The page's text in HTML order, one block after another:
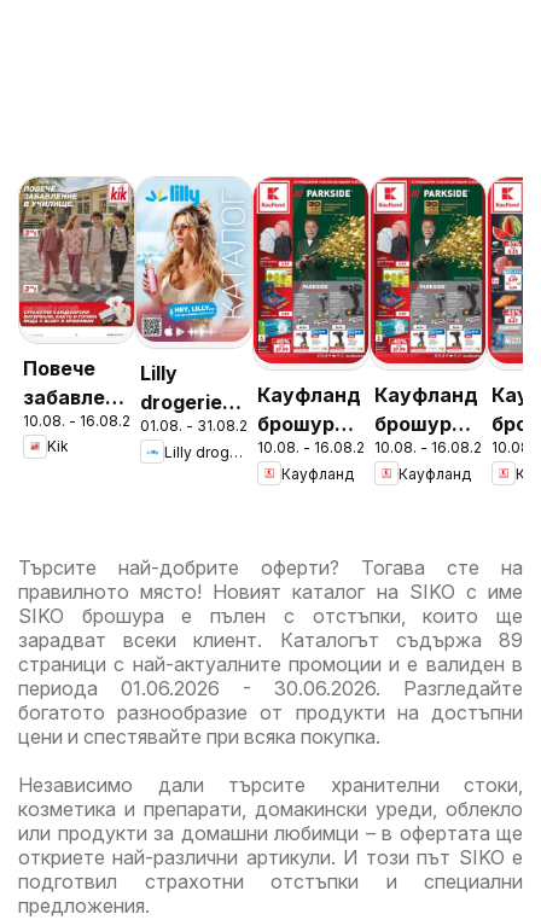
Повече
забавление
в училище
с KiK
10.08. - 16.08.2026
Kik
Lilly
drogerie
брошура -
Предложения
01.08. - 31.08.2026
Lilly drogerie
Кауфланд
брошура -
Вземи
повече,
Kaufland с
валидност
до
16.08.2026
10.08. - 16.08.2026
Кауфланд
Кауфланд
брошура -
Вземи
повече,
Kaufland с
валидност
до
16.08.2026
10.08. - 16.08.2026
Кауфланд
до
10.08.
Търсите най-добрите оферти? Тогава сте на
правилното място! Новият каталог на SIKO с име
SIKO брошура е пълен с отстъпки, които ще
зарадват всеки клиент. Каталогът съдържа 89
страници с най-актуалните промоции и е валиден в
периода 01.06.2026 - 30.06.2026. Разгледайте
богатото разнообразие от продукти на достъпни
цени и спестявайте при всяка покупка.
Независимо дали търсите хранителни стоки,
козметика и препарати, домакински уреди, облекло
или продукти за домашни любимци – в офертата ще
откриете най-различни артикули. И този път SIKO е
подготвил страхотни отстъпки и специални
предложения.